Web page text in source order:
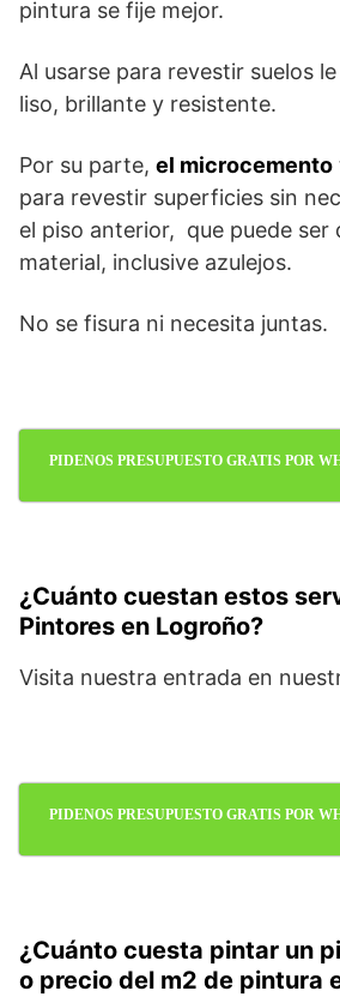
pintura se fije mejor.
Al usarse para revestir suelos
liso, brillante y resistente.
Por su parte, el microcemento
para revestir superficies sin
el piso anterior, que puede ser
material, inclusive azulejos.
No se fisura ni necesita juntas.
PIDENOS PRESUPUESTO GRATIS POR
¿Cuánto cuestan estos
Pintores en Logroño?
Visita nuestra entrada en
PIDENOS PRESUPUESTO GRATIS POR
¿Cuánto cuesta pintar un
o precio del m2 de pintura